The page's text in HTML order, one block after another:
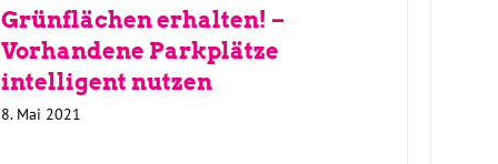
Grünflächen erhalten! –
Vorhandene Parkplätze
intelligent nutzen
8. Mai 2021